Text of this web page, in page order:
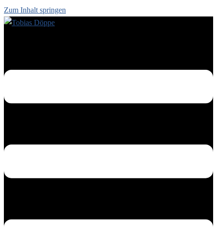
Zum Inhalt springen